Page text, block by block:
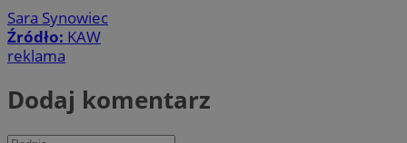
Sara Synowiec
Źródło: KAW
reklama
Dodaj komentarz